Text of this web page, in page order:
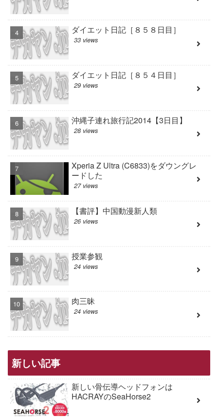
ダイエット日記［８５８日目］
33 views
ダイエット日記［８５４日目］
29 views
沖縄子連れ旅行記2014【3日目】
28 views
Xperia Z Ultra (C6833)をダウングレ
ードした
27 views
【書評】中国動漫新人類
26 views
授業参観
24 views
肉三昧
24 views
新しい記事
新しい骨伝導ヘッドフォンは
HACRAYのSeaHorse2